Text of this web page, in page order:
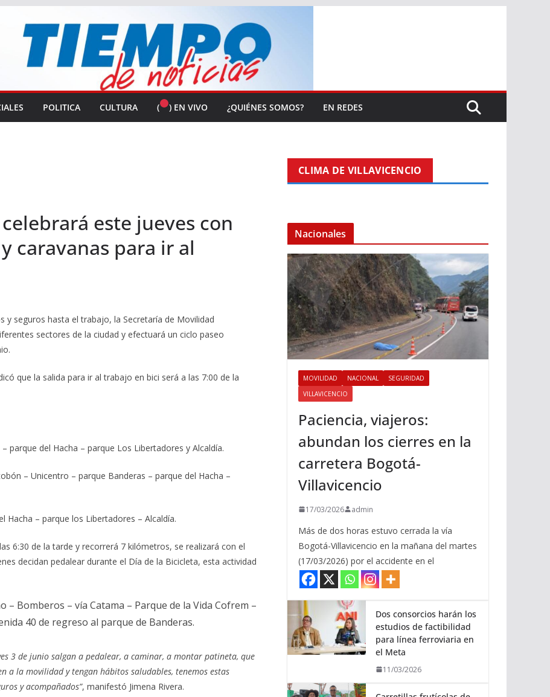
POLITICA CULTURA ( ) EN VIVO ¿QUIÉNES SOMOS? EN REDES
este jueves con
caravanas para ir al
y seguros hasta el trabajo, la Secretaría de Movilidad
sectores de la ciudad y efectuará un ciclo paseo
que la salida para ir al trabajo en bici será a las 7:00 de la
parque del Hacha – parque Los Libertadores y Alcaldía.
– Unicentro – parque Banderas – parque del Hacha –
Hacha – parque los Libertadores – Alcaldía.
6:30 de la tarde y recorrerá 7 kilómetros, se realizará con el
decidan pedalear durante el Día de la Bicicleta, esta actividad
– Bomberos – vía Catama – Parque de la Vida Cofrem –
40 de regreso al parque de Banderas.
3 de junio salgan a pedalear, a caminar, a montar patineta, que
a la movilidad y tengan hábitos saludables, tenemos estas
y acompañados”, manifestó Jimena Rivera.
CLIMA DE VILLAVICENCIO
Nacionales
MOVILIDAD NACIONAL
SEGURIDAD
VILLAVICENCIO
Paciencia, viajeros:
abundan los cierres en la
carretera Bogotá-
Villavicencio
17/03/2026 admin
Más de dos horas estuvo cerrada la vía
Bogotá-Villavicencio en la mañana del martes
(17/03/2026) por el accidente en el
Dos consorcios harán los
estudios de factibilidad
para línea ferroviaria en
el Meta
11/03/2026